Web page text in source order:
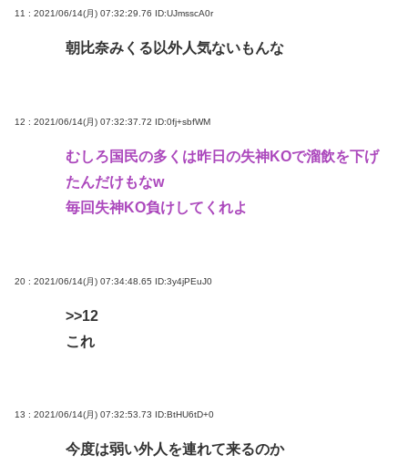
11 : 2021/06/14(月) 07:32:29.76 ID:UJmsscA0r
朝比奈みくる以外人気ないもんな
12 : 2021/06/14(月) 07:32:37.72 ID:0fj+sbfWM
むしろ国民の多くは昨日の失神KOで溜飲を下げ
たんだけもなw
毎回失神KO負けしてくれよ
20 : 2021/06/14(月) 07:34:48.65 ID:3y4jPEuJ0
>>12
これ
13 : 2021/06/14(月) 07:32:53.73 ID:BtHU6tD+0
今度は弱い外人を連れて来るのか